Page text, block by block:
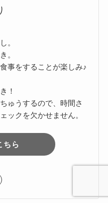
。
。
事をすることが楽しみ♪
！
ゅうするので、時間さ
ックを欠かせません。
ちら